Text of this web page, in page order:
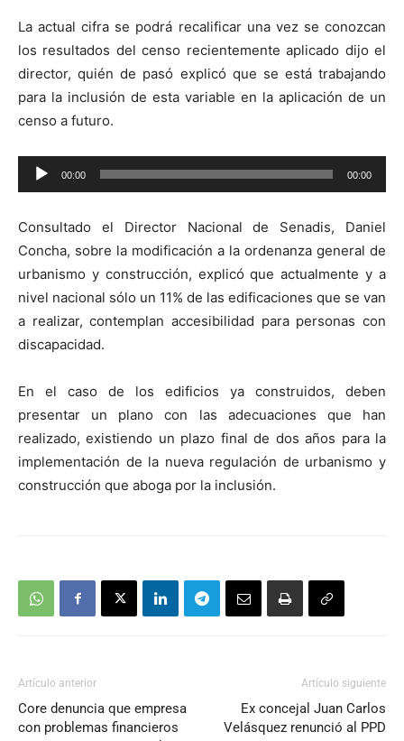
La actual cifra se podrá recalificar una vez se conozcan
los resultados del censo recientemente aplicado dijo el
director, quién de pasó explicó que se está trabajando
para la inclusión de esta variable en la aplicación de un
censo a futuro.
Reproductor
de
00:00 00:00
Consultado el Director Nacional de Senadis, Daniel
Concha, sobre la modificación a la ordenanza general de
urbanismo y construcción, explicó que actualmente y a
nivel nacional sólo un 11% de las edificaciones que se van
a realizar, contemplan accesibilidad para personas con
discapacidad.
En el caso de los edificios ya construidos, deben
presentar un plano con las adecuaciones que han
realizado, existiendo un plazo final de dos años para la
implementación de la nueva regulación de urbanismo y
construcción que aboga por la inclusión.
Artículo anterior
Core denuncia que empresa
con problemas financieros
Artículo siguiente
Ex concejal Juan Carlos
Velásquez renunció al PPD